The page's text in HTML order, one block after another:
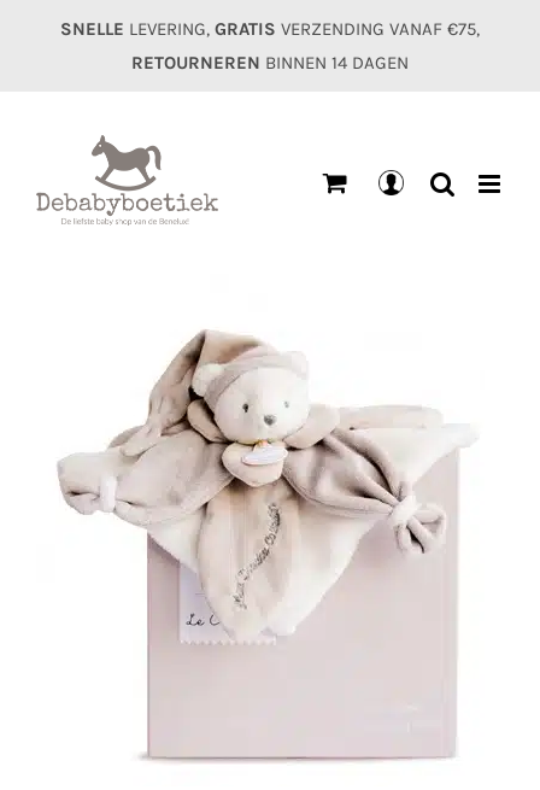
SNELLE LEVERING, GRATIS VERZENDING VANAF €75,
RETOURNEREN BINNEN 14 DAGEN